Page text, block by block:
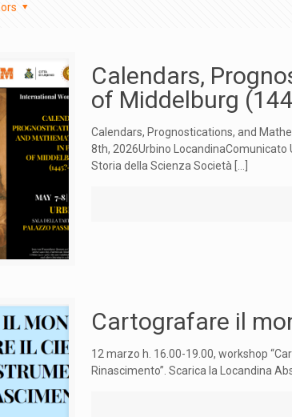
Calendars,
of Middelburg
Calendars, Prognostications, and
8th, 2026Urbino
Storia della Scienza Società
Cartografare il
12 marzo h. 16.00-19.00, workshop
Rinascimento”. Scarica la Locandina